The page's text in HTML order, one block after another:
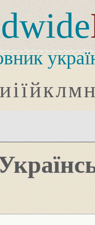
иіїйклмн